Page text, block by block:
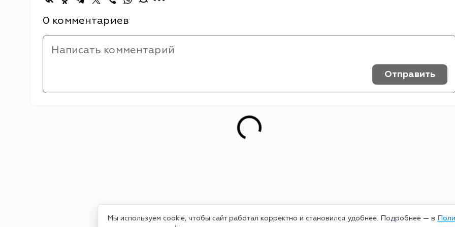
Мы используем cookie, чтобы сайт работал корректно и становился удобнее. Подробнее — в
0 комментариев
Отправить